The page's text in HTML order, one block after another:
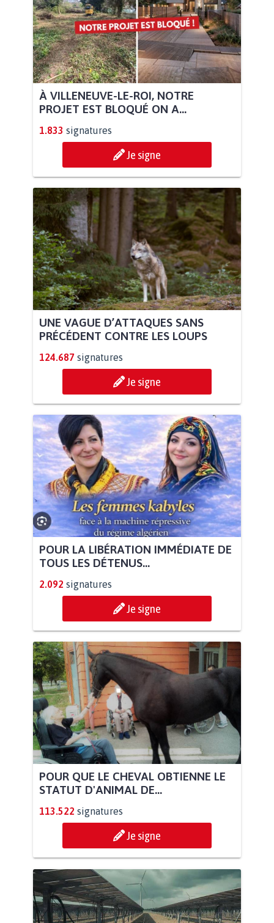
À VILLENEUVE-LE-ROI, NOTRE
PROJET EST BLOQUÉ ON A...
1.833 signatures
Je signe
UNE VAGUE D’ATTAQUES SANS
PRÉCÉDENT CONTRE LES LOUPS
124.687 signatures
Je signe
POUR LA LIBÉRATION IMMÉDIATE DE
TOUS LES DÉTENUS...
2.092 signatures
Je signe
POUR QUE LE CHEVAL OBTIENNE LE
STATUT D'ANIMAL DE...
113.522 signatures
Je signe